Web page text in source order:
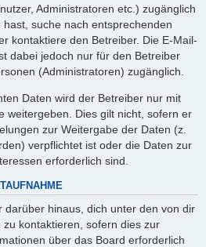
Administratoren etc.) zugänglich
suche nach entsprechenden
kontaktiere den Betreiber. Die E-Mail-
dabei jedoch nur für den Betreiber
(Administratoren) zugänglich.
Daten wird der Betreiber nur mit
weitergeben. Dies gilt nicht, sofern er
zur Weitergabe der Daten (z.
verpflichtet ist oder die Daten zur
erforderlich sind.
darüber hinaus, dich unter den von dir
kontaktieren, sofern dies zur
über das Board erforderlich